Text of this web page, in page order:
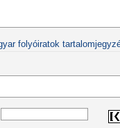
folyóiratok